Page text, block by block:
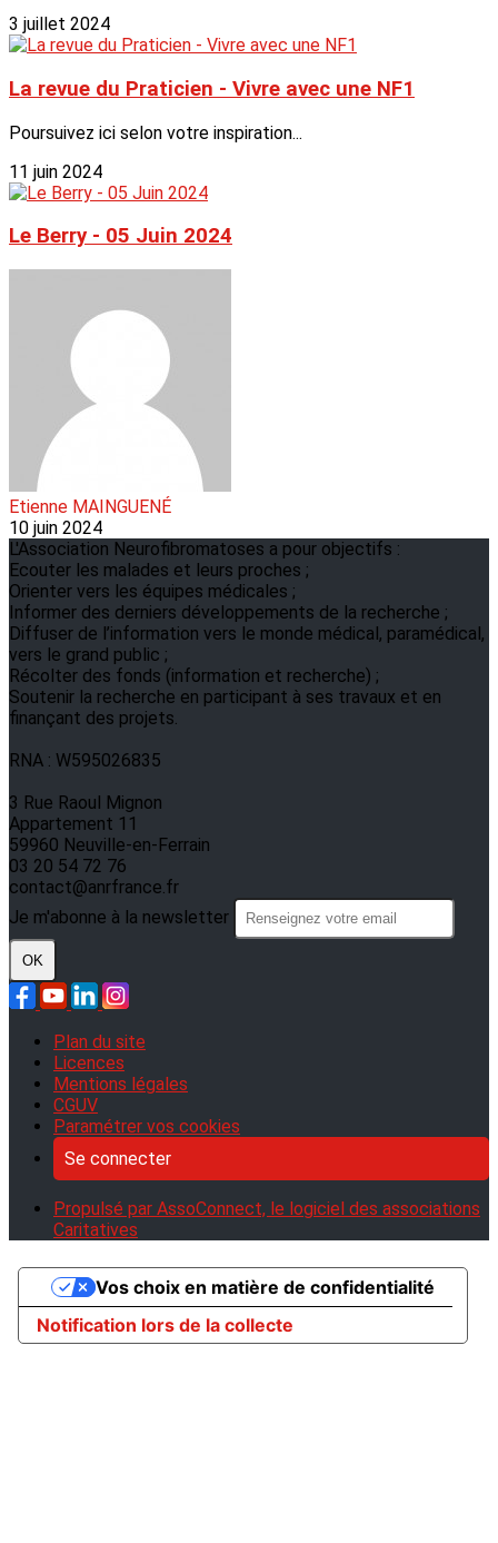
3 juillet 2024
La revue du Praticien - Vivre avec une NF1
Poursuivez ici selon votre inspiration...
11 juin 2024
Le Berry - 05 Juin 2024
Etienne MAINGUENÉ
10 juin 2024
L'Association Neurofibromatoses a pour objectifs :
Ecouter les malades et leurs proches ;
Orienter vers les équipes médicales ;
Informer des derniers développements de la recherche ;
Diffuser de l’information vers le monde médical, paramédical,
vers le grand public ;
Récolter des fonds (information et recherche) ;
Soutenir la recherche en participant à ses travaux et en
finançant des projets.
RNA : W595026835
3 Rue Raoul Mignon
Appartement 11
59960 Neuville-en-Ferrain
03 20 54 72 76
contact@anrfrance.fr
Je m'abonne à la newsletter
OK
Plan du site
Licences
Mentions légales
CGUV
Paramétrer vos cookies
Se connecter
Propulsé par AssoConnect, le logiciel des associations
Caritatives
Notification lors de la collecte
Vos choix en matière de confidentialité